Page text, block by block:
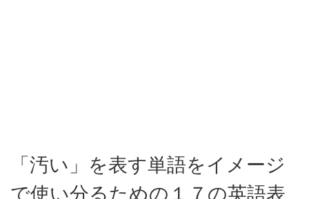
「汚い」を表す単語をイメージ
で使い分るための１７の英語表